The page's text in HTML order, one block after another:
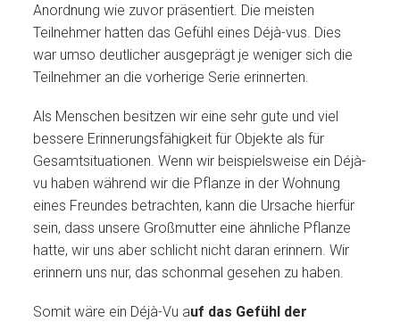
Anordnung wie zuvor präsentiert. Die meisten
Teilnehmer hatten das Gefühl eines Déjà-vus. Dies
war umso deutlicher ausgeprägt je weniger sich die
Teilnehmer an die vorherige Serie erinnerten.
Als Menschen besitzen wir eine sehr gute und viel
bessere Erinnerungsfähigkeit für Objekte als für
Gesamtsituationen. Wenn wir beispielsweise ein Déjà-
vu haben während wir die Pflanze in der Wohnung
eines Freundes betrachten, kann die Ursache hierfür
sein, dass unsere Großmutter eine ähnliche Pflanze
hatte, wir uns aber schlicht nicht daran erinnern. Wir
erinnern uns nur, das schonmal gesehen zu haben.
Somit wäre ein Déjà-Vu auf das Gefühl der